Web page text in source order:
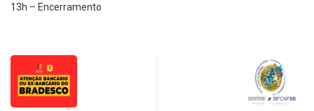
13h – Encerramento